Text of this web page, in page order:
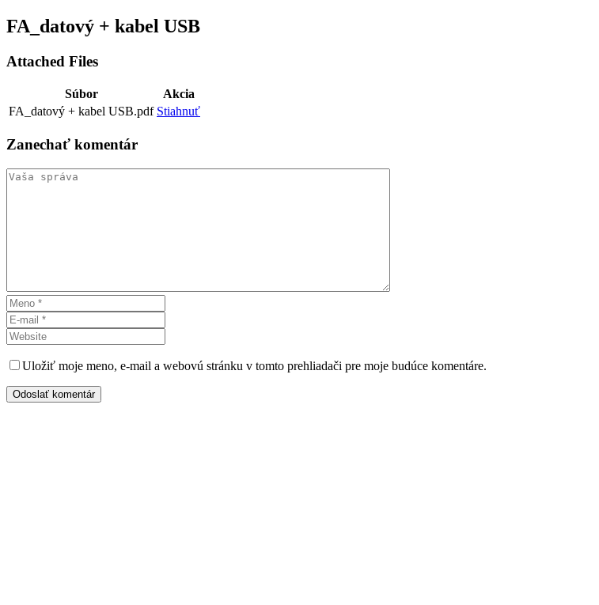
FA_datový + kabel USB
Attached Files
Súbor
Akcia
FA_datový + kabel USB.pdf Stiahnuť
Zanechať komentár
Uložiť moje meno, e-mail a webovú stránku v tomto prehliadači pre moje budúce komentáre.
Odoslať komentár